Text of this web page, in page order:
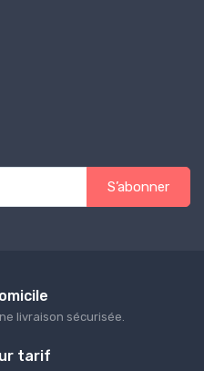
S’abonner
livraison sécurisée.
tarif